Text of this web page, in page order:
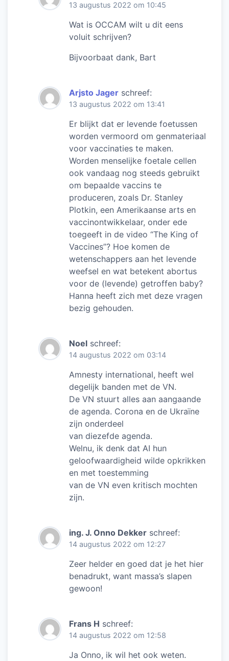
13 augustus 2022 om 10:45
Wat is OCCAM wilt u dit eens
voluit schrijven?
Bijvoorbaat dank, Bart
Arjsto Jager schreef:
13 augustus 2022 om 13:41
Er blijkt dat er levende foetussen
worden vermoord om genmateriaal
voor vaccinaties te maken.
Worden menselijke foetale cellen
ook vandaag nog steeds gebruikt
om bepaalde vaccins te
produceren, zoals Dr. Stanley
Plotkin, een Amerikaanse arts en
vaccinontwikkelaar, onder ede
toegeeft in de video “The King of
Vaccines”? Hoe komen de
wetenschappers aan het levende
weefsel en wat betekent abortus
voor de (levende) getroffen baby?
Hanna heeft zich met deze vragen
bezig gehouden.
Noel schreef:
14 augustus 2022 om 03:14
Amnesty international, heeft wel
degelijk banden met de VN.
De VN stuurt alles aan aangaande
de agenda. Corona en de Ukraïne
zijn onderdeel
van diezefde agenda.
Welnu, ik denk dat AI hun
geloofwaardigheid wilde opkrikken
en met toestemming
van de VN even kritisch mochten
zijn.
ing. J. Onno Dekker schreef:
14 augustus 2022 om 12:27
Zeer helder en goed dat je het hier
benadrukt, want massa’s slapen
gewoon!
Frans H schreef:
14 augustus 2022 om 12:58
Ja Onno, ik wil het ook weten.